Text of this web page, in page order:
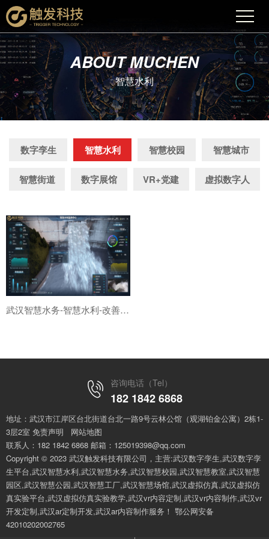
ABOUT MUCHEN
智慧水利
数字孪生 智慧水利 智慧校园 智慧城市
智慧街道 数字展馆 VR+党建 虚拟数字人
武汉智慧水务-智慧水利-改善城市和农村居民的生活质量
咨询电话（Tel）
182 1842 6868
地址：武汉市江岸区台北街道台北一路9号云林公馆（观湖铂金公寓）2栋1-
3层2室 免责声明
网站地图
联系人：182 1842 6868 邮箱：125019398@qq.com
Copyright © 2023 武汉触发科技有限公司，主营:武汉数字孪生,武汉数字孪
生平台,武汉智慧水利,武汉智慧水务,武汉智慧校园,武汉智慧教室,武汉智慧
园区,武汉智慧公园,武汉智慧工厂,武汉智慧场馆,武汉虚拟仿真,武汉虚拟仿
真实验平台,武汉虚拟仿真实验教学,武汉vr内容定制,武汉vr内容制作,武汉vr
开发定制,武汉ar定制开发,武汉ar内容制作服务！ 鄂公网安备
42010202002765